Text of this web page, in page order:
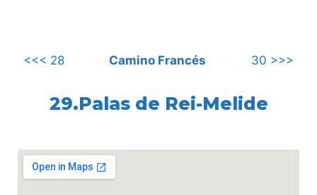
<<< 28 Camino Francés 30 >>>
29.Palas de Rei-Melide